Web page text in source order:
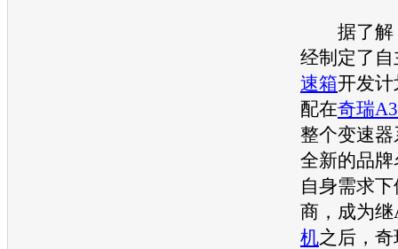
据了解
经制定了
速箱开发
配在奇瑞A3
整个变速
全新的品
自身需求
商，成为继
机之后， 奇